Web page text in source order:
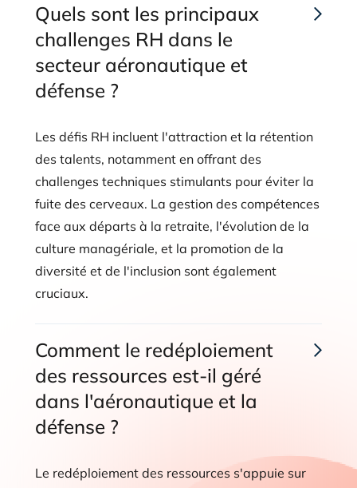
Quels sont les principaux
challenges RH dans le
secteur aéronautique et
défense ?
Les défis RH incluent l'attraction et la rétention
des talents, notamment en offrant des
challenges techniques stimulants pour éviter la
fuite des cerveaux. La gestion des compétences
face aux départs à la retraite, l'évolution de la
culture managériale, et la promotion de la
diversité et de l'inclusion sont également
cruciaux.
Comment le redéploiement
des ressources est-il géré
dans l'aéronautique et la
défense ?
Le redéploiement des ressources s'appuie sur